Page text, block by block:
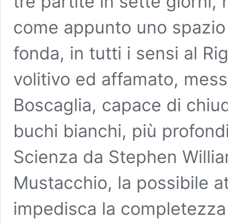
come appunto uno
fonda, in tutti i sensi al
volitivo ed affamato,
Boscaglia, capace di
buchi bianchi, più
Scienza da Stephen
Mustacchio, la possibile
impedisca la